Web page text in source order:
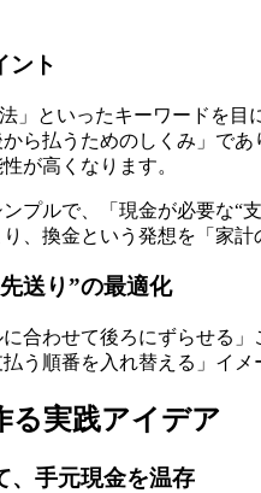
ント
」といったキーワードを
ら払うためのしくみ」で
が高くなります。
プルで、「現金が必要な
、換金という発想を「家
送り”の最適化
合わせて後ろにずらせる
う順番を入れ替える」イ
る実践アイデア
、手元現金を温存